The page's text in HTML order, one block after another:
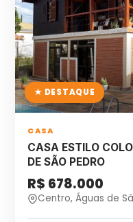
★ DESTAQUE
CASA
CASA ESTILO
DE SÃO PEDRO
R$ 678.000
Centro, Águas de